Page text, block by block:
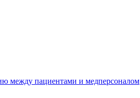
между пациентами и медперсоналом